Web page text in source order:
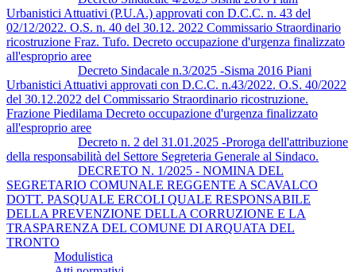
Urbanistici Attuativi (P.U.A.) approvati con D.C.C. n. 43 del
02/12/2022. O.S. n. 40 del 30.12. 2022 Commissario Straordinario
ricostruzione Fraz. Tufo. Decreto occupazione d'urgenza finalizzato
all'esproprio aree
Decreto Sindacale n.3/2025 -Sisma 2016 Piani
Urbanistici Attuativi approvati con D.C.C. n.43/2022. O.S. 40/2022
del 30.12.2022 del Commissario Straordinario ricostruzione.
Frazione Piedilama Decreto occupazione d'urgenza finalizzato
all'esproprio aree
Decreto n. 2 del 31.01.2025 -Proroga dell'attribuzione
della responsabilità del Settore Segreteria Generale al Sindaco.
DECRETO N. 1/2025 - NOMINA DEL
SEGRETARIO COMUNALE REGGENTE A SCAVALCO
DOTT. PASQUALE ERCOLI QUALE RESPONSABILE
DELLA PREVENZIONE DELLA CORRUZIONE E LA
TRASPARENZA DEL COMUNE DI ARQUATA DEL
TRONTO
Modulistica